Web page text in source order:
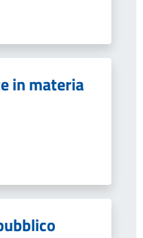
in materia